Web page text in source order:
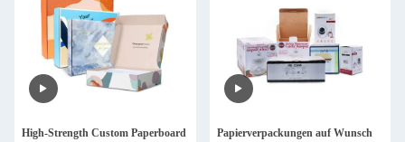
High-Strength Custom Paperboard
Papierverpackungen auf Wunsch